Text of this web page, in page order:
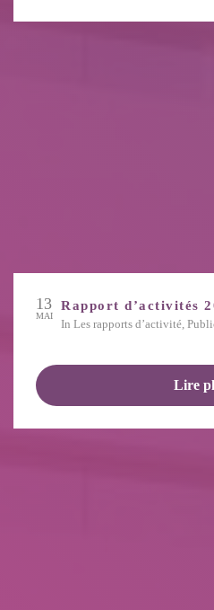
13
MAI
Rapport d’activités
in Les rapports d’activité,
Lire